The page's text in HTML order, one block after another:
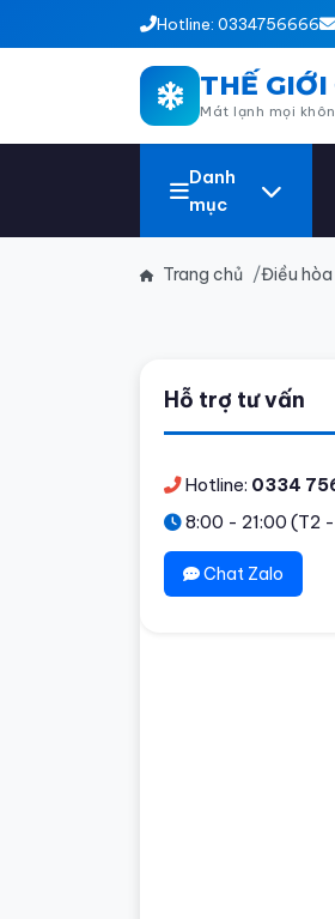
Hotline: 0334756666
THẾ
Mát lạnh mọi
Danh
mục
Trang chủ Điều hòa
Hỗ trợ tư vấn
Hotline: 0334
8:00 - 21:00 (T2
Chat Zalo